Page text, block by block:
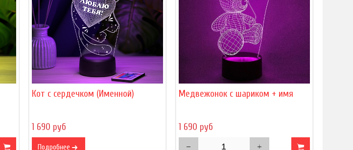
Кот с сердечком (Именной)
1 690 руб
Подробнее
Медвежонок с шариком + имя
1 690 руб